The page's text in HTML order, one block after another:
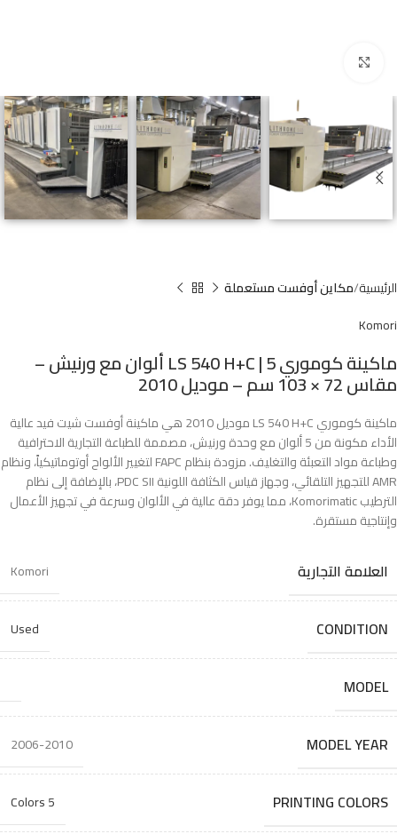
الرئيسية مكاين أوفست مستعملة
Komori
ماكينة كوموري LS 540 H+C | 5 ألوان مع ورنيش –
مقاس 72 × 103 سم – موديل 2010
ماكينة كوموري LS 540 H+C موديل 2010 هي ماكينة أوفست شيت فيد عالية
الأداء مكونة من 5 ألوان مع وحدة ورنيش، مصممة للطباعة التجارية الاحترافية
وطباعة مواد التعبئة والتغليف. مزودة بنظام FAPC لتغيير الألواح أوتوماتيكياً، ونظام
AMR للتجهيز التلقائي، وجهاز قياس الكثافة اللونية PDC SII، بالإضافة إلى نظام
الترطيب Komorimatic، مما يوفر دقة عالية في الألوان وسرعة في تجهيز الأعمال
وإنتاجية مستقرة.
العلامة التجارية Komori
CONDITION
Used
MODEL
MODEL YEAR
2006-2010
PRINTING COLORS
5 Colors